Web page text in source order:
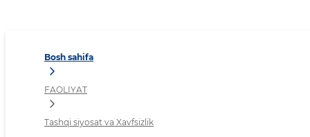
Bosh sahifa
FAOLIYAT
Tashqi siyosat va Xavfsizlik